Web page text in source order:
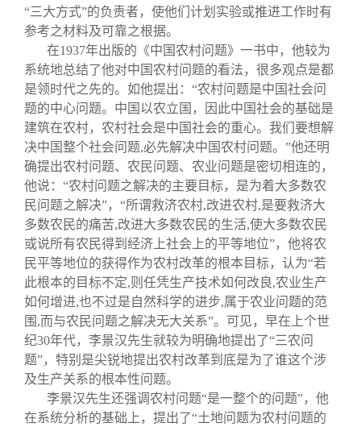
“三大方式”的负责者，使他们计划实验或推进工作时有
参考之材料及可靠之根据。
在1937年出版的《中国农村问题》一书中，他较为
系统地总结了他对中国农村问题的看法，很多观点是都
是领时代之先的。如他提出：“农村问题是中国社会问
题的中心问题。中国以农立国，因此中国社会的基础是
建筑在农村，农村社会是中国社会的重心。我们要想解
决中国整个社会问题,必先解决中国农村问题。”他还明
确提出农村问题、农民问题、农业问题是密切相连的，
他说：“农村问题之解决的主要目标，是为着大多数农
民问题之解决”，“所谓救济农村,改进农村,是要救济大
多数农民的痛苦,改进大多数农民的生活,使大多数农民
或说所有农民得到经济上社会上的平等地位”，他将农
民平等地位的获得作为农村改革的根本目标，认为“若
此根本的目标不定,则任凭生产技术如何改良,农业生产
如何增进,也不过是自然科学的进步,属于农业问题的范
围,而与农民问题之解决无大关系”。可见，早在上个世
纪30年代，李景汉先生就较为明确地提出了“三农问
题”，特别是尖锐地提出农村改革到底是为了谁这个涉
及生产关系的根本性问题。
李景汉先生还强调农村问题“是一整个的问题”，他
在系统分析的基础上，提出了“土地问题为农村问题的